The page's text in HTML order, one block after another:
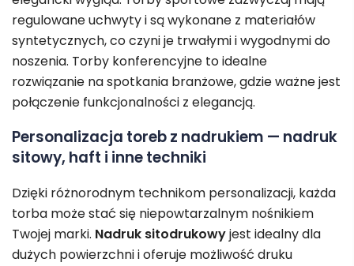
regulowane uchwyty i są wykonane z materiałów
syntetycznych, co czyni je trwałymi i wygodnymi do
noszenia. Torby konferencyjne to idealne
rozwiązanie na spotkania branżowe, gdzie ważne jest
połączenie funkcjonalności z elegancją.
Personalizacja toreb z nadrukiem — nadruk
sitowy, haft i inne techniki
Dzięki różnorodnym technikom personalizacji, każda
torba może stać się niepowtarzalnym nośnikiem
Twojej marki. Nadruk sitodrukowyjest idealny dla
dużych powierzchni i oferuje możliwość druku